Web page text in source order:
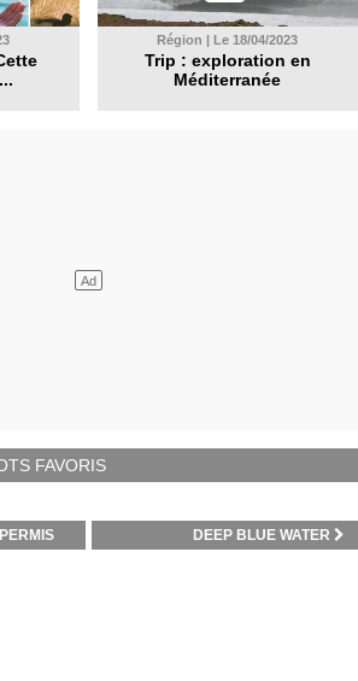
Région | Le 18/04/2023
Trip : exploration en
Méditerranée
FAVORIS
DEEP BLUE WATER